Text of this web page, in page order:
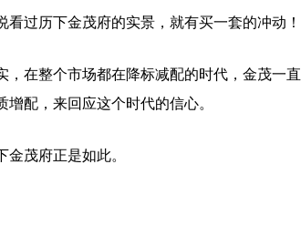
看过历下金茂府的实景，就有买一套的冲动！
，在整个市场都在降标减配的时代，金茂一
增配，来回应这个时代的信心。
金茂府正是如此。